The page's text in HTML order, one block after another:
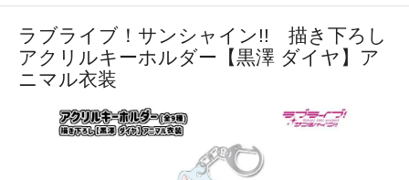
ラブライブ！サンシャイン!! 描き下ろし
アクリルキーホルダー【黒澤 ダイヤ】ア
ニマル衣装